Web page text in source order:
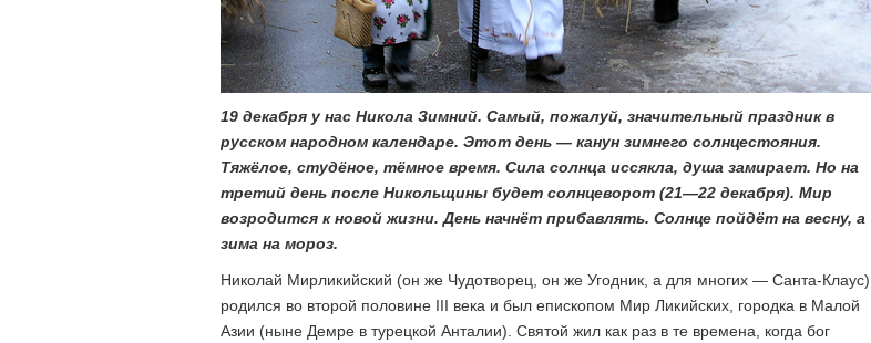
19 декабря у нас Никола Зимний. Самый, пожалуй, значительный праздник в
русском народном календаре. Этот день — канун зимнего солнцестояния.
Тяжёлое, студёное, тёмное время. Сила солнца иссякла, душа замирает. Но на
третий день после Никольщины будет солнцеворот (21―22 декабря). Мир
возродится к новой жизни. День начнёт прибавлять. Солнце пойдёт на весну, а
зима на мороз.
Николай Мирликийский (он же Чудотворец, он же Угодник, а для многих — Санта-Клаус)
родился во второй половине III века и был епископом Мир Ликийских, городка в Малой
Азии (ныне Демре в турецкой Анталии). Святой жил как раз в те времена, когда бог